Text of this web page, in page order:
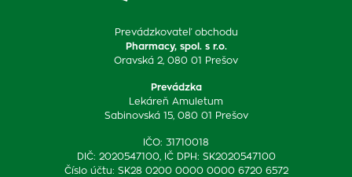
Prevádzkovateľ obchodu
Pharmacy, spol. s r.o.
Oravská 2, 080 01 Prešov
Prevádzka
Lekáreň Amuletum
Sabinovská 15, 080 01 Prešov
IČO: 31710018
DIČ: 2020547100, IČ DPH: SK2020547100
Číslo účtu: SK28 0200 0000 0000 6720 6572